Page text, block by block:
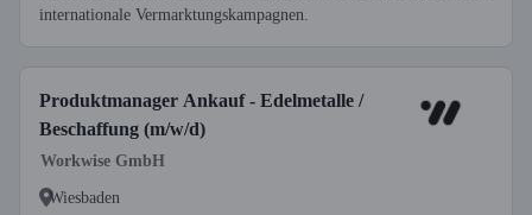
internationale Vermarktungskampagnen.
Produktmanager Ankauf - Edelmetalle /
Beschaffung (m/w/d)
Workwise GmbH
Wiesbaden